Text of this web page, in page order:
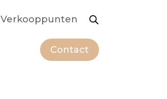
Verkooppunten
Contact